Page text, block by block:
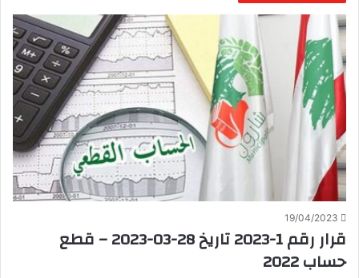
19/04/2023
قرار رقم 1-2023 تاريخ 28-03-2023 – قطع
حساب 2022